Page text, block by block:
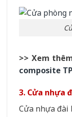
>> Xem
composite
3. Cửa nhựa
Cửa nhựa đài